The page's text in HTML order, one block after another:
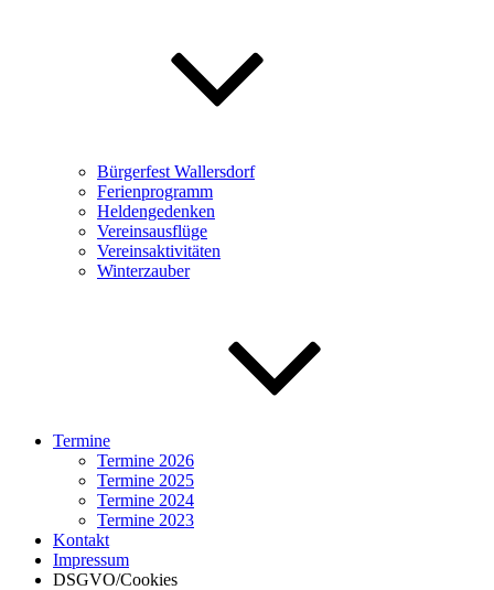
Bürgerfest Wallersdorf
Ferienprogramm
Heldengedenken
Vereinsausflüge
Vereinsaktivitäten
Winterzauber
Termine
Termine 2026
Termine 2025
Termine 2024
Termine 2023
Kontakt
Impressum
DSGVO/Cookies